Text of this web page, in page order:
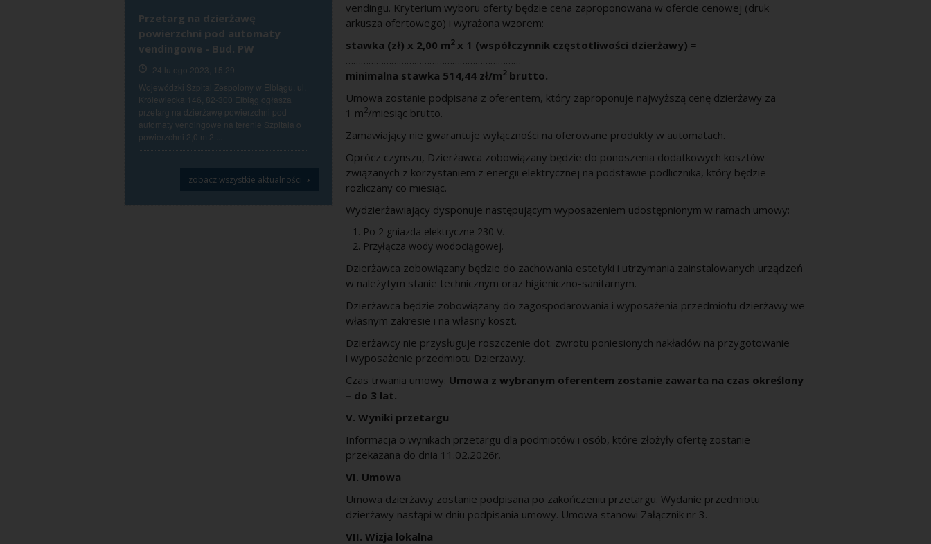
Przetarg na dzierżawę
powierzchni pod automaty
vendingowe - Bud. PW
24 lutego 2023, 15:29
Wojewódzki Szpital Zespolony w Elblągu, ul.
Królewiecka 146, 82-300 Elbląg ogłasza
przetarg na dzierżawę powierzchni pod
automaty vendingowe na terenie Szpitala o
powierzchni 2,0 m 2 ...
zobacz wszystkie aktualności ›
vendingu. Kryterium wyboru oferty będzie cena zaproponowana w ofercie cenowej (druk
arkusza ofertowego) i wyrażona wzorem:
stawka (zł) x 2,00 m2x 1 (współczynnik częstotliwości dzierżawy) =
……………………………………………………………
minimalna stawka 514,44 zł/m2brutto.
Umowa zostanie podpisana z oferentem, który zaproponuje najwyższą cenę dzierżawy za
1 m2/miesiąc brutto.
Zamawiający nie gwarantuje wyłączności na oferowane produkty w automatach.
Oprócz czynszu, Dzierżawca zobowiązany będzie do ponoszenia dodatkowych kosztów
związanych z korzystaniem z energii elektrycznej na podstawie podlicznika, który będzie
rozliczany co miesiąc.
Wydzierżawiający dysponuje następującym wyposażeniem udostępnionym w ramach umowy:
Po 2 gniazda elektryczne 230 V.
Przyłącza wody wodociągowej.
Dzierżawca zobowiązany będzie do zachowania estetyki i utrzymania zainstalowanych urządzeń
w należytym stanie technicznym oraz higieniczno-sanitarnym.
Dzierżawca będzie zobowiązany do zagospodarowania i wyposażenia przedmiotu dzierżawy we
własnym zakresie i na własny koszt.
Dzierżawcy nie przysługuje roszczenie dot. zwrotu poniesionych nakładów na przygotowanie
i wyposażenie przedmiotu Dzierżawy.
Czas trwania umowy: Umowa z wybranym oferentem zostanie zawarta na czas określony
– do 3 lat.
V. Wyniki przetargu
Informacja o wynikach przetargu dla podmiotów i osób, które złożyły ofertę zostanie
przekazana do dnia 11.02.2026r.
VI. Umowa
Umowa dzierżawy zostanie podpisana po zakończeniu przetargu. Wydanie przedmiotu
dzierżawy nastąpi w dniu podpisania umowy. Umowa stanowi Załącznik nr 3.
VII. Wizja lokalna